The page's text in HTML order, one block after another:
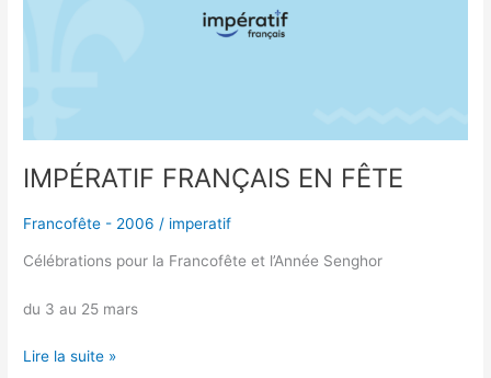
IMPÉRATIF FRANÇAIS EN FÊTE
Francofête - 2006 / imperatif
Célébrations pour la Francofête et l’Année Senghor
du 3 au 25 mars
Lire la suite »